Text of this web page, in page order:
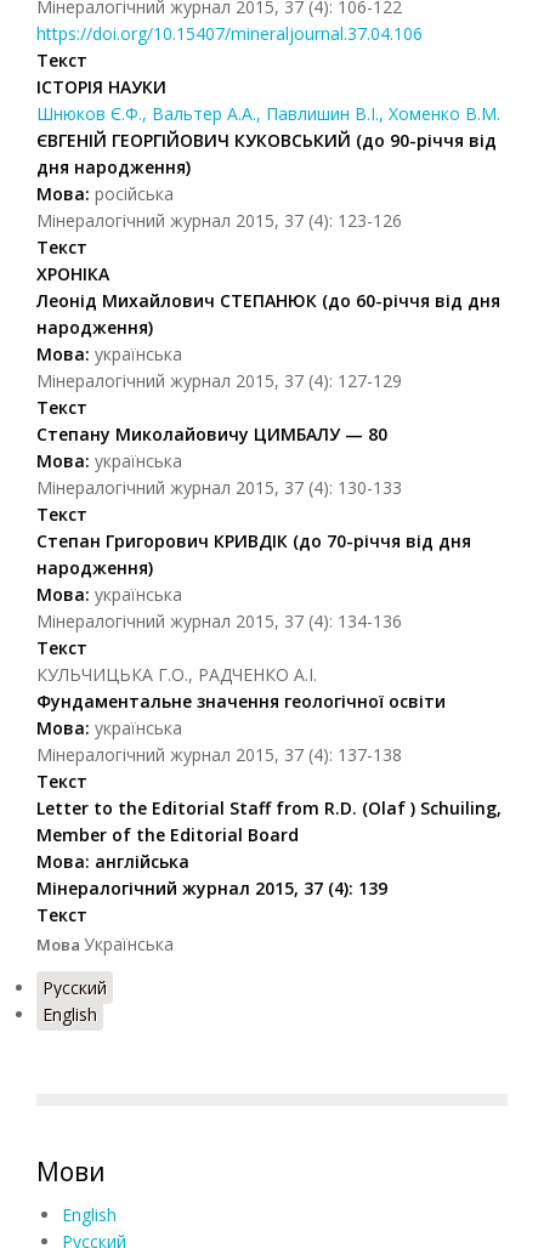
Мінералогічний журнал 2015, 37 (4): 106-122
https://doi.org/10.15407/mineraljournal.37.04.106
Текст
ІСТОРІЯ НАУКИ
Шнюков Є.Ф., Вальтер А.А., Павлишин В.І., Хоменко В.М.
ЄВГЕНІЙ ГЕОРГІЙОВИЧ КУКОВСЬКИЙ (до 90-річчя від
дня народження)
Мова: російська
Мінералогічний журнал 2015, 37 (4): 123-126
Текст
ХРОНІКА
Леонід Михайлович СТЕПАНЮК (до 60-річчя від дня
народження)
Мова: українська
Мінералогічний журнал 2015, 37 (4): 127-129
Текст
Степану Миколайовичу ЦИМБАЛУ — 80
Мова: українська
Мінералогічний журнал 2015, 37 (4): 130-133
Текст
Степан Григорович КРИВДІК (до 70-річчя від дня
народження)
Мова: українська
Мінералогічний журнал 2015, 37 (4): 134-136
Текст
КУЛЬЧИЦЬКА Г.О., РАДЧЕНКО А.І.
Фундаментальне значення геологічної освіти
Мова: українська
Мінералогічний журнал 2015, 37 (4): 137-138
Текст
Letter to the Editorial Staff from R.D. (Olaf ) Schuiling,
Member of the Editorial Board
Мова: англійська
Мінералогічний журнал 2015, 37 (4): 139
Текст
Мова Українська
Русский
English
Мови
English
Русский